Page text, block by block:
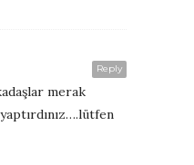
Reply
merak